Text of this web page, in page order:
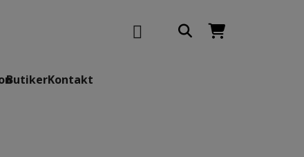
ButikerKontakt